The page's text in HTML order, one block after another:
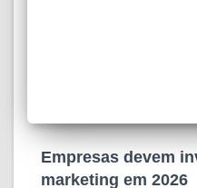
Empresas devem
marketing em 2026